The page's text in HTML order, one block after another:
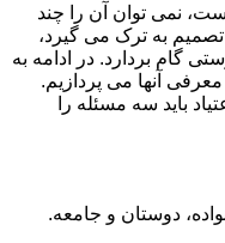
نمی توان آن را چند
به ترک می گیرد،
گام بردارد. در ادامه به
آنها می پردازیم.
باید سه مسئله را
دوستان و جامعه.